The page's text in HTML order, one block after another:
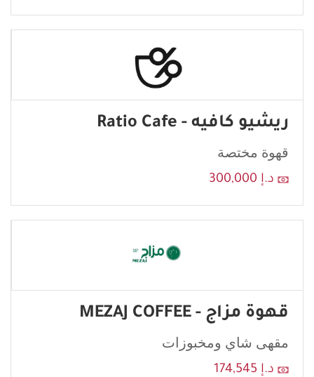
ريشيو كافيه - Ratio Cafe
قهوة مختصة
د.إ 300,000
قهوة مزاج - MEZAJ COFFEE
مقهى شاي ومخبوزات
د.إ 174,545